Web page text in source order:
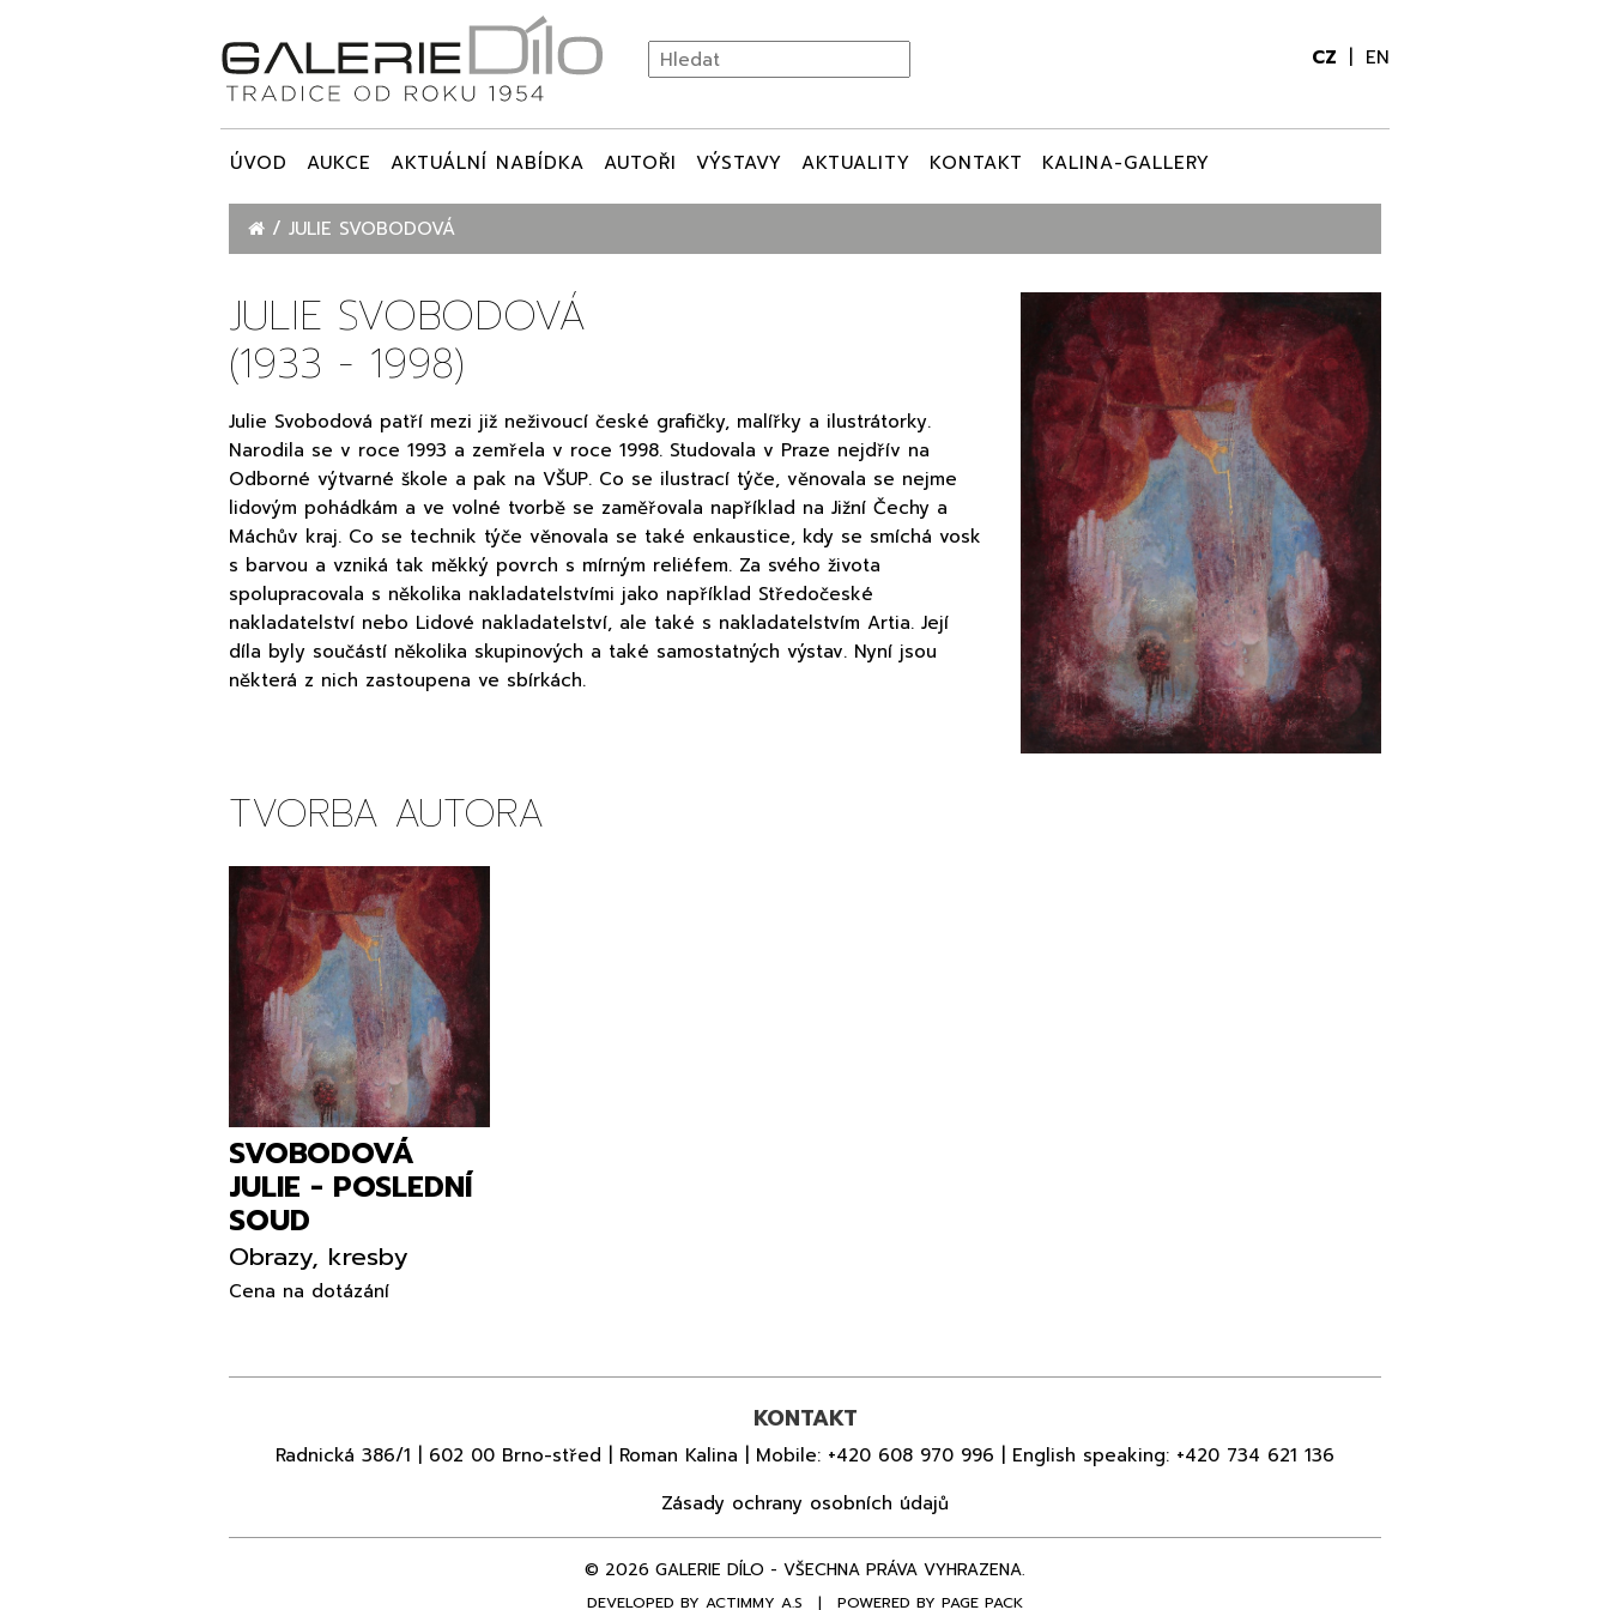
CZ EN
ÚVOD AUKCE AKTUÁLNÍ NABÍDKA AUTOŘI VÝSTAVY AKTUALITY KONTAKT KALINA-GALLERY
JULIE SVOBODOVÁ
(1933 - 1998)
Julie Svobodová patří mezi již neživoucí české grafičky, malířky a ilustrátorky.
Narodila se v roce 1993 a zemřela v roce 1998. Studovala v Praze nejdřív na
Odborné výtvarné škole a pak na VŠUP. Co se ilustrací týče, věnovala se nejme
lidovým pohádkám a ve volné tvorbě se zaměřovala například na Jižní Čechy a
Máchův kraj. Co se technik týče věnovala se také enkaustice, kdy se smíchá vosk
s barvou a vzniká tak měkký povrch s mírným reliéfem. Za svého života
spolupracovala s několika nakladatelstvími jako například Středočeské
nakladatelství nebo Lidové nakladatelství, ale také s nakladatelstvím Artia. Její
díla byly součástí několika skupinových a také samostatných výstav. Nyní jsou
některá z nich zastoupena ve sbírkách.
TVORBA AUTORA
SVOBODOVÁ
JULIE - POSLEDNÍ
SOUD
Obrazy, kresby
Cena na dotázání
JULIE SVOBODOVÁ
KONTAKT
Radnická 386/1 | 602 00 Brno-střed | Roman Kalina | Mobile: +420 608 970 996 | English speaking: +420 734 621 136
Zásady ochrany osobních údajů
© 2026 GALERIE DÍLO - VŠECHNA PRÁVA VYHRAZENA.
DEVELOPED BY ACTIMMY A.S | POWERED BY PAGE PACK